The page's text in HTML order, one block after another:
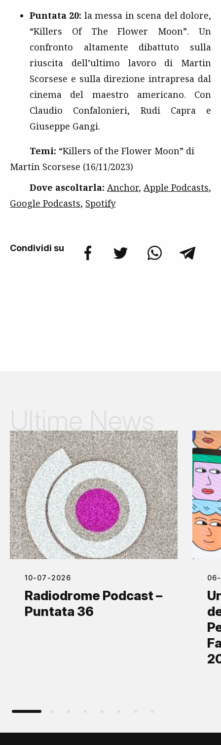
Puntata 20: la messa in scena del dolore,
“Killers Of The Flower Moon”. Un
confronto altamente dibattuto sulla
riuscita dell’ultimo lavoro di Martin
Scorsese e sulla direzione intrapresa dal
cinema del maestro americano. Con
Claudio Confalonieri, Rudi Capra e
Giuseppe Gangi.
Temi: “Killers of the Flower Moon” di
Martin Scorsese (16/11/2023)
Dove ascoltarla: Anchor, Apple Podcasts,
Google Podcasts, Spotify
Condividi su
10-07-2026
Radiodrome Podcast –
Puntata 36